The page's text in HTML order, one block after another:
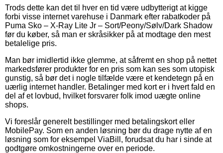
Trods dette kan det til hver en tid være udbytterigt at kigge
forbi visse internet varehuse i Danmark efter rabatkoder på
Puma Sko – X-Ray Lite Jr – Sort/Peony/Sølv/Dark Shadow
før du køber, så man er skråsikker på at modtage den mest
betalelige pris.
Man bør imidlertid ikke glemme, at såfremt en shop på nettet
markedsfører produkter for en pris som kan ses som utopisk
gunstig, så bør det i nogle tilfælde være et kendetegn på en
uærlig internet handler. Betalinger med kort er i hvert fald en
del af et lovbud, hvilket forsvarer folk imod uægte online
shops.
Vi foreslår generelt bestillinger med betalingskort eller
MobilePay. Som en anden løsning bør du drage nytte af en
løsning som for eksempel ViaBill, forudsat du har i sinde at
godtgøre omkostningerne over en periode.